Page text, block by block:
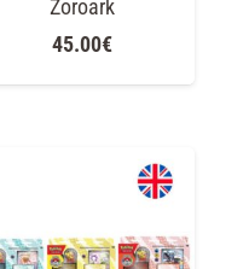
Zoroark
45.00€